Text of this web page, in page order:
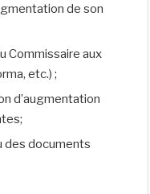
de son
Commissaire aux
etc.) ;
d’augmentation
des documents